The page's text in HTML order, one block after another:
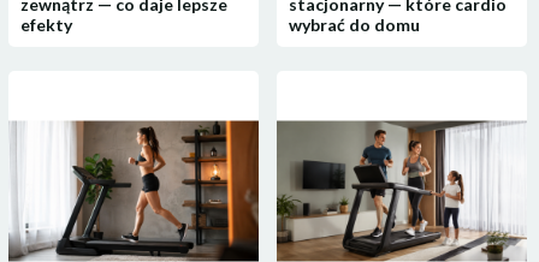
zewnątrz — co daje lepsze
efekty
stacjonarny — które cardio
wybrać do domu